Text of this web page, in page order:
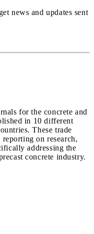
news and updates sent
for the concrete and
in 10 different
These trade
on research,
addressing the
concrete industry.